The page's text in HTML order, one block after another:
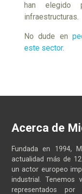
han elegido
infraestructuras.
No dude en
este sector.
Acerca de
Fundada en 1994,
actualidad más de
un actor europeo
industrial. Tenemos
representados